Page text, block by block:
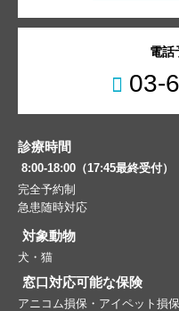
電話
03-
診療時間
8:00-18:00（17:45最終受付）
完全予約制
急患随時対応
対象動物
犬・猫
窓口対応可能な保険
アニコム損保・アイペット損